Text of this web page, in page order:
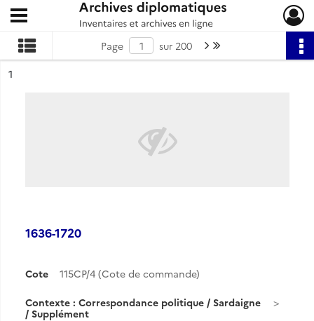
Archives diplomatiques
Ouvrir le menu déroulant
Page sur 200 Page suivante : 1/200
n°
1
1636-1720
Cote 115CP/4 (Cote de commande)
Contexte : Correspondance politique / Sardaigne
/ Supplément